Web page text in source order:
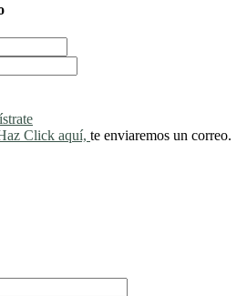
Click aquí, te enviaremos un correo.